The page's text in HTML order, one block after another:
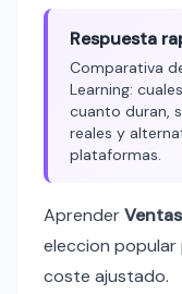
Respuesta
Comparativa
Learning:
cuanto duran,
reales y
plataformas.
AprenderVentas
eleccion
coste ajustado.